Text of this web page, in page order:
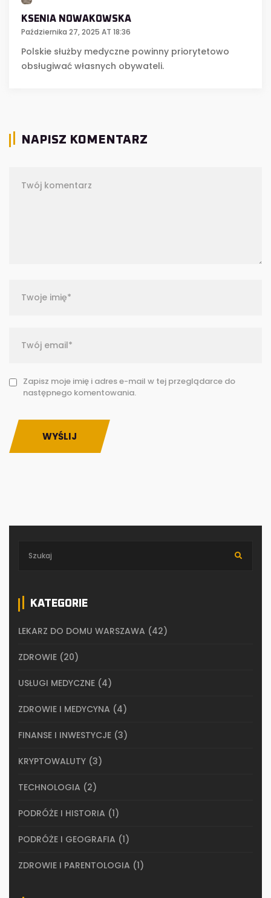
KSENIA NOWAKOWSKA
Października 27, 2025 AT 18:36
Polskie służby medyczne powinny priorytetowo
obsługiwać własnych obywateli.
NAPISZ KOMENTARZ
Zapisz moje imię i adres e-mail w tej przeglądarce do
następnego komentowania.
WYŚLIJ
KATEGORIE
LEKARZ DO DOMU WARSZAWA (42)
ZDROWIE (20)
USŁUGI MEDYCZNE (4)
ZDROWIE I MEDYCYNA (4)
FINANSE I INWESTYCJE (3)
KRYPTOWALUTY (3)
TECHNOLOGIA (2)
PODRÓŻE I HISTORIA (1)
PODRÓŻE I GEOGRAFIA (1)
ZDROWIE I PARENTOLOGIA (1)